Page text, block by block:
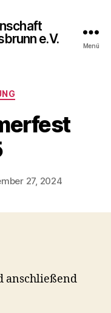
e.V.
Menü
27, 2024
anschließend